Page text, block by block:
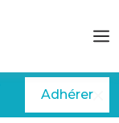
Adhérer